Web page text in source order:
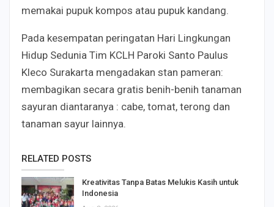
memakai pupuk kompos atau pupuk kandang.
Pada kesempatan peringatan Hari Lingkungan
Hidup Sedunia Tim KCLH Paroki Santo Paulus
Kleco Surakarta mengadakan stan pameran:
membagikan secara gratis benih-benih tanaman
sayuran diantaranya : cabe, tomat, terong dan
tanaman sayur lainnya.
RELATED POSTS
Kreativitas Tanpa Batas Melukis Kasih untuk
Indonesia